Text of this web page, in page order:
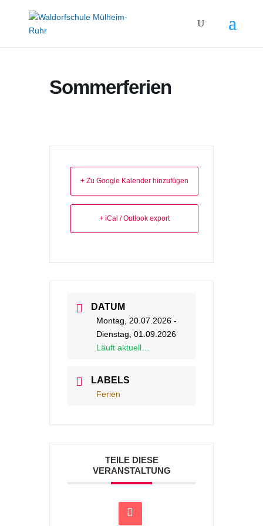
Sommerferien
+ Zu Google Kalender hinzufügen
+ iCal / Outlook export
DATUM
Montag, 20.07.2026 -
Dienstag, 01.09.2026
Läuft aktuell…
LABELS
Ferien
TEILE DIESE
VERANSTALTUNG